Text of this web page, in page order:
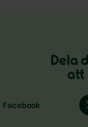
Dela
att
Facebook